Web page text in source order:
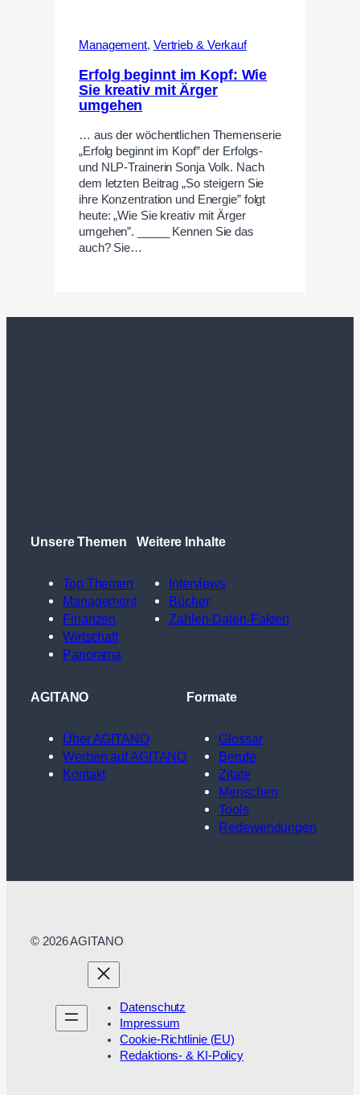
Management, Vertrieb & Verkauf
Erfolg beginnt im Kopf: Wie
Sie kreativ mit Ärger
umgehen
… aus der wöchentlichen Themenserie
„Erfolg beginnt im Kopf” der Erfolgs-
und NLP-Trainerin Sonja Volk. Nach
dem letzten Beitrag „So steigern Sie
ihre Konzentration und Energie” folgt
heute: „Wie Sie kreativ mit Ärger
umgehen”. _____ Kennen Sie das
auch? Sie…
Unsere Themen
Top Themen
Management
Finanzen
Wirtschaft
Panorama
Weitere Inhalte
Interviews
Bücher
Zahlen-Daten-Fakten
AGITANO
Über AGITANO
Werben auf AGITANO
Kontakt
Formate
Glossar
Berufe
Zitate
Menschen
Tools
Redewendungen
© 2026 AGITANO
Datenschutz
Impressum
Cookie-Richtlinie (EU)
Redaktions- & KI-Policy